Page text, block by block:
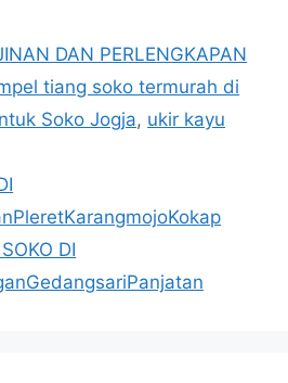
DAN PERLENGKAPAN
tiang soko termurah di
Soko Jogja, ukir kayu
DI